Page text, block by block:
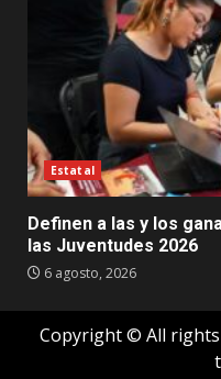
Estatal
Definen a las y los
las Juventudes 2026
6 agosto, 2026
Copyright © All rights